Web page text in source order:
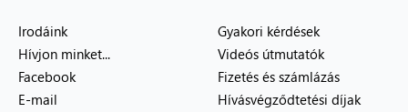
Irodáink
Hívjon minket...
Facebook
E-mail
Gyakori kérdések
Videós útmutatók
Fizetés és számlázás
Hívásvégződtetési díjak